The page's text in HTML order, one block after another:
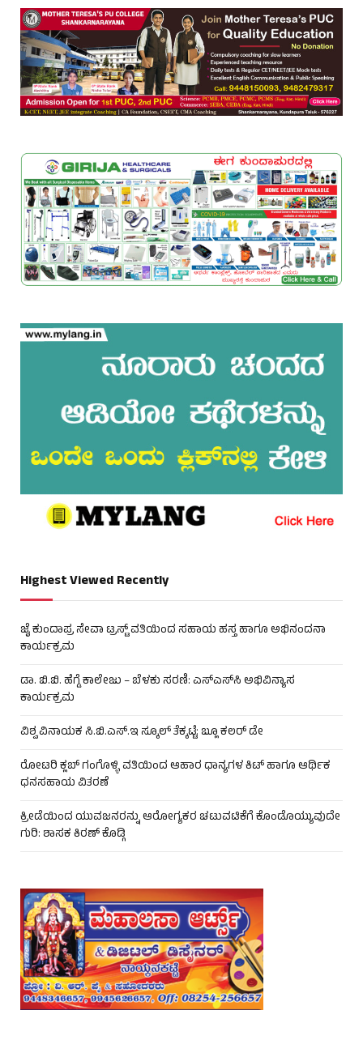
Highest Viewed Recently
ಜೈ ಕುಂದಾಪ್ರ ಸೇವಾ ಟ್ರಸ್ಟ್ ವತಿಯಿಂದ ಸಹಾಯ ಹಸ್ತ ಹಾಗೂ ಅಭಿನಂದನಾ
ಕಾರ್ಯಕ್ರಮ
ಡಾ. ಬಿ.ಬಿ. ಹೆಗ್ಡೆ ಕಾಲೇಜು – ಬೆಳಕು ಸರಣಿ: ಎಸ್‌ಎಸ್‌ಸಿ ಅಭಿವಿನ್ಯಾಸ
ಕಾರ್ಯಕ್ರಮ
ವಿಶ್ವ ವಿನಾಯಕ ಸಿ.ಬಿ.ಎಸ್.ಇ ಸ್ಕೂಲ್ ತೆಕ್ಕಟ್ಟೆ: ಬ್ಲೂ ಕಲರ್ ಡೇ
ರೋಟರಿ ಕ್ಲಬ್ ಗಂಗೊಳ್ಳಿ ವತಿಯಿಂದ ಆಹಾರ ಧಾನ್ಯಗಳ ಕಿಟ್ ಹಾಗೂ ಆರ್ಥಿಕ
ಧನಸಹಾಯ ವಿತರಣೆ
ಕ್ರೀಡೆಯಿಂದ ಯುವಜನರನ್ನು ಆರೋಗ್ಯಕರ ಚಟುವಟಿಕೆಗೆ ಕೊಂಡೊಯ್ಯುವುದೇ
ಗುರಿ: ಶಾಸಕ ಕಿರಣ್ ಕೊಡ್ಗಿ